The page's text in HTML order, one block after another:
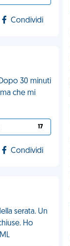
Condividi
30 minuti
che mi
17
Condividi
serata. Un
Ho